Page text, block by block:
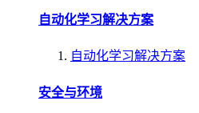
自动化学习解决方案
自动化学习解决方案
安全与环境